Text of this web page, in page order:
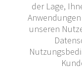
der Lage,
unseren